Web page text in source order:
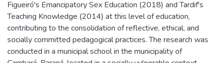
Figueiró's Emancipatory Sex Education (2018) and Tardif's
Teaching Knowledge (2014) at this level of education,
contributing to the consolidation of reflective, ethical, and
socially committed pedagogical practices. The research was
conducted in a municipal school in the municipality of